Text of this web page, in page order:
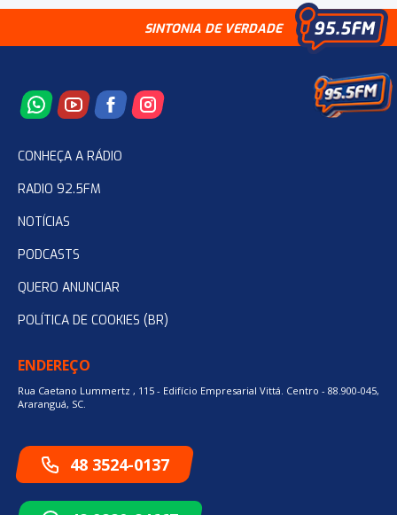
SINTONIA DE VERDADE
CONHEÇA A RÁDIO
RADIO 92.5FM
NOTÍCIAS
PODCASTS
QUERO ANUNCIAR
POLÍTICA DE COOKIES (BR)
ENDEREÇO
Rua Caetano Lummertz , 115 - Edifício Empresarial Vittá. Centro - 88.900-045,
Araranguá, SC.
48 3524-0137